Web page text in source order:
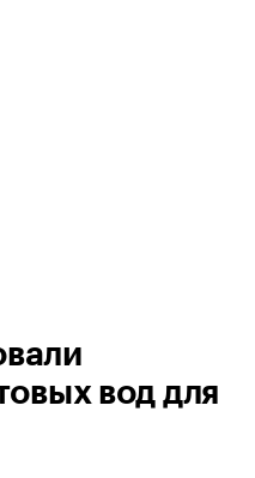
вод для